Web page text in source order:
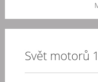
Svět motorů